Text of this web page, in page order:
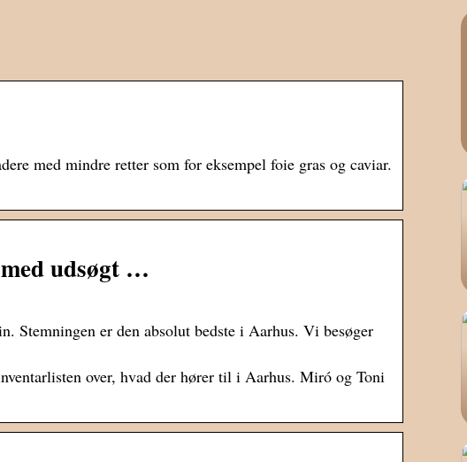
med mindre retter som for eksempel foie gras og caviar.
udsøgt …
Stemningen er den absolut bedste i Aarhus. Vi besøger
over, hvad der hører til i Aarhus. Miró og Toni